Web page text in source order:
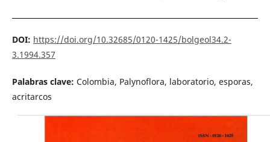
DOI: https://doi.org/10.32685/0120-1425/bolgeol34.2-
3.1994.357
Palabras clave: Colombia, Palynoflora, laboratorio, esporas,
acritarcos